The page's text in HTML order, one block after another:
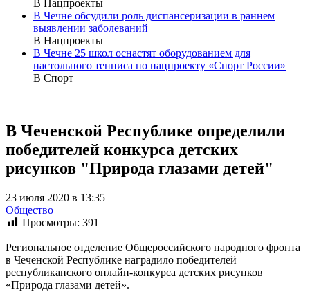
В Нацпроекты
В Чечне обсудили роль диспансеризации в раннем
выявлении заболеваний
В Нацпроекты
В Чечне 25 школ оснастят оборудованием для
настольного тенниса по нацпроекту «Спорт России»
В Спорт
В Чеченской Республике определили
победителей конкурса детских
рисунков "Природа глазами детей"
23 июля 2020 в 13:35
Общество
Просмотры: 391
Региональное отделение Общероссийского народного фронта
в Чеченской Республике наградило победителей
республиканского онлайн-конкурса детских рисунков
«Природа глазами детей».